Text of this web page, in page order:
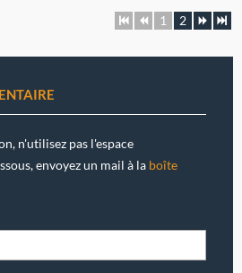
1 2
n'utilisez pas l'espace
envoyez un mail à la boîte